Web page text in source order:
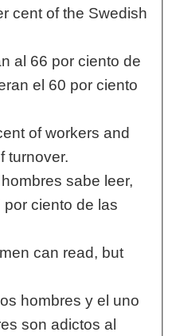
cent of the Swedish
al 66 por ciento de
el 60 por ciento
of workers and
turnover.
sabe leer,
ciento de las
can read, but
hombres y el uno
son adictos al